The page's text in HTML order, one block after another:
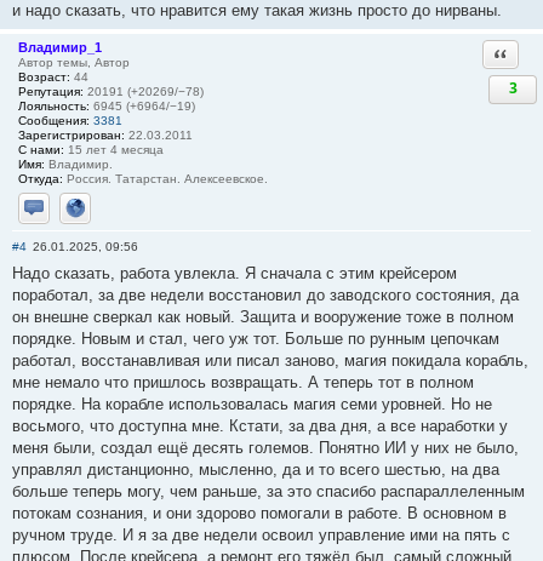
и надо сказать, что нравится ему такая жизнь просто до нирваны.
Владимир_1
Автор темы, Автор
Возраст: 44
Репутация: 20191 (+20269/−78)
Лояльность: 6945 (+6964/−19)
Сообщения: 3381
Зарегистрирован: 22.03.2011
С нами: 15 лет 4 месяца
Имя: Владимир.
Откуда: Россия. Татарстан. Алексеевское.
Отправить личное сообщение
Сайт
3
#4 26.01.2025, 09:56
Надо сказать, работа увлекла. Я сначала с этим крейсером
поработал, за две недели восстановил до заводского состояния, да
он внешне сверкал как новый. Защита и вооружение тоже в полном
порядке. Новым и стал, чего уж тот. Больше по рунным цепочкам
работал, восстанавливая или писал заново, магия покидала корабль,
мне немало что пришлось возвращать. А теперь тот в полном
порядке. На корабле использовалась магия семи уровней. Но не
восьмого, что доступна мне. Кстати, за два дня, а все наработки у
меня были, создал ещё десять големов. Понятно ИИ у них не было,
управлял дистанционно, мысленно, да и то всего шестью, на два
больше теперь могу, чем раньше, за это спасибо распараллеленным
потокам сознания, и они здорово помогали в работе. В основном в
ручном труде. И я за две недели освоил управление ими на пять с
плюсом. После крейсера, а ремонт его тяжёл был, самый сложный